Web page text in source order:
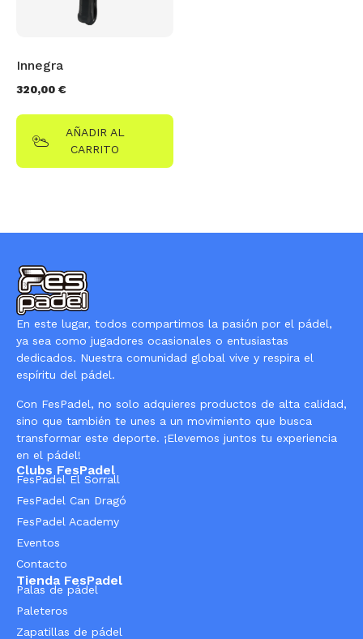
Innegra
320,00 €
AÑADIR AL
CARRITO
En este lugar, todos compartimos la pasión por el pádel,
ya sea como jugadores ocasionales o entusiastas
dedicados. Nuestra comunidad global vive y respira el
espíritu del pádel.
Con FesPadel, no solo adquieres productos de alta calidad,
sino que también te unes a un movimiento que busca
transformar este deporte. ¡Elevemos juntos tu experiencia
en el pádel!
Clubs FesPadel
FesPadel El Sorrall
FesPadel Can Dragó
FesPadel Academy
Eventos
Contacto
Tienda FesPadel
Palas de pádel
Paleteros
Zapatillas de pádel